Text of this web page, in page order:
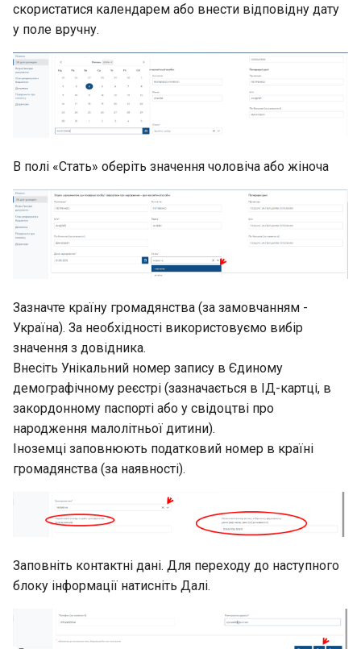
скористатися календарем або внести відповідну дату
у поле вручну.
В полі «Стать» оберіть значення чоловіча або жіноча
Зазначте країну громадянства (за замовчанням -
Україна). За необхідності використовуємо вибір
значення з довідника.
Внесіть Унікальний номер запису в Єдиному
демографічному реєстрі (зазначається в ІД-картці, в
закордонному паспорті або у свідоцтві про
народження малолітньої дитини).
Іноземці заповнюють податковий номер в країні
громадянства (за наявності).
Заповніть контактні дані. Для переходу до наступного
блоку інформації натисніть Далі.